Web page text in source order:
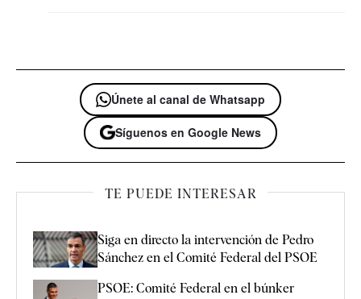
Únete al canal de Whatsapp
Síguenos en Google News
TE PUEDE INTERESAR
Siga en directo la intervención de Pedro
Sánchez en el Comité Federal del PSOE
PSOE: Comité Federal en el búnker